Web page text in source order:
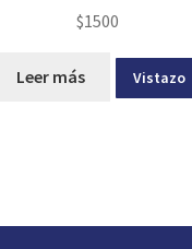
$1500
Leer más Vistazo